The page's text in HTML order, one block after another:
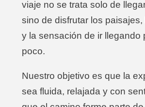
viaje no se trata solo de
sino de disfrutar los
y la sensación de ir llegando
poco.
Nuestro objetivo es que la
sea fluida, relajada y con